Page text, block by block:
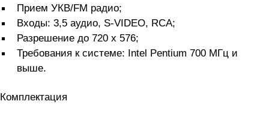
Прием УКВ/FM радио;
Входы: 3,5 аудио, S-VIDEO, RCA;
Разрешение до 720 x 576;
Требования к системе: Intel Pentium 700 МГц и
выше.
Комплектация